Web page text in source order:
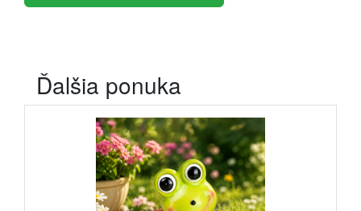
Ďalšia ponuka